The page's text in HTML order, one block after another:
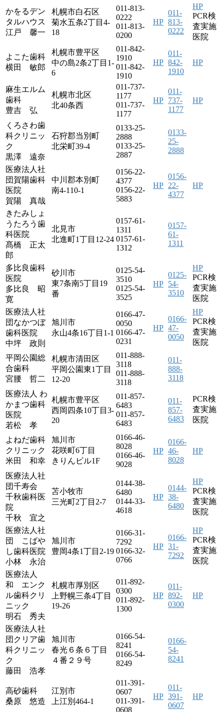
かをるデン
タルハウス
江戸 馨一
札幌市白石区
菊水五条2丁目4-
18
011-813-
0222
011-813-
0200
HP
011-
813-
0222
HP
PCR検
査実施
医院
よこた歯科
横田 敏郎
札幌市豊平区
中の島2条2丁目1-
6
011-842-
1910
011-842-
1910
HP
011-
842-
1910
HP
麻生エルム
歯科
豊吉 弘
札幌市北区
北40条西
011-737-
1177
011-737-
1177
HP
011-
737-
1177
HP
くろさわ歯
科クリニッ
ク
黒澤 遠奈
石狩郡当別町
北栄町39-4
0133-25-
2888
0133-25-
2887
0133-
25-
2888
医療法人社
団賀陽歯科
医院
賀陽 真哉
中川郡本別町
南4-110-1
0156-22-
4377
0156-22-
5883
HP
0156-
22-
4377
HP
きたみしょ
うたろう歯
科医院
髙橋 正太
郎
北見市
北進町1丁目12-24
0157-61-
1311
0157-61-
1312
0157-
61-
1311
多比良歯科
医院
多比良 昭
寛
砂川市
東7条南5丁目19
番
0125-54-
3510
0125-54-
3525
HP
0125-
54-
3510
HP
PCR検
査実施
医院
医療法人社
団なかつぼ
歯科医院
中坪 政則
旭川市
永山4条16丁目1-1
0166-47-
0050
0166-47-
0231
HP
0166-
47-
0050
HP
PCR検
査実施
医院
平岡公園総
合歯科
宮腰 哲二
札幌市清田区
平岡公園東1丁目
12-20
011-888-
3118
011-888-
3118
011-
888-
3118
医療法人 わ
かまつ歯科
医院
若松 孝
札幌市豊平区
西岡四条10丁目3-
20
011-857-
6483
011-857-
6483
011-
857-
6483
PCR検
査実施
医院
よねだ歯科
クリニック
米田 和幸
旭川市
花咲町6丁目
きりんビル1F
0166-46-
8028
0166-46-
9028
HP
0166-
46-
8028
HP
医療法人社
団千寿会
千秋歯科医
院
千秋 宜之
苫小牧市
三光町2丁目2-7
0144-38-
6480
0144-33-
4618
HP
0144-
38-
6480
HP
PCR検
査実施
医院
医療法人社
団 こばや
し歯科医院
小林 永治
旭川市
豊岡4条1丁目2-19
0166-31-
7292
0166-32-
0766
HP
0166-
31-
7292
HP
PCR検
査実施
医院
医療法人
和 エンク
ル歯科クリ
ニック
明石 秀夫
札幌市厚別区
上野幌三条4丁目
19-26
011-892-
0300
011-892-
1300
HP
011-
892-
0300
HP
医療法人社
団クリア歯
科クリニッ
ク
藤田 浩孝
旭川市
春光６条６丁目
４番２９号
0166-54-
8241
0166-54-
8249
0166-
54-
8241
高砂歯科
桑原 悠造
江別市
上江別464-1
011-391-
0607
011-391-
0608
HP
011-
391-
0607
HP